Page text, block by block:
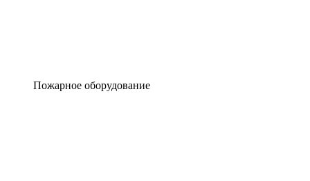
Пожарное оборудование